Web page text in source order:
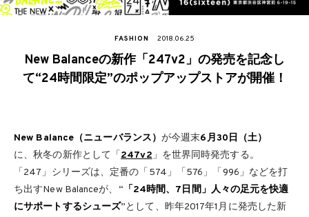
FASHION 2018.06.25
New Balanceの新作「247v2」の発売を記念し
て“24時間限定”のポップアップストアが開催！
New Balance（ニューバランス） が今週末6月30日（土）
に、秋冬の新作として「 247v2」を世界同時発売する。
「247」シリーズは、定番の「574」「576」「996」などを打
ち出すNew Balanceが、“ 「24時間、7日間」人々の足元を快適
にサポートするシューズ”として、昨年2017年1月に発売した新